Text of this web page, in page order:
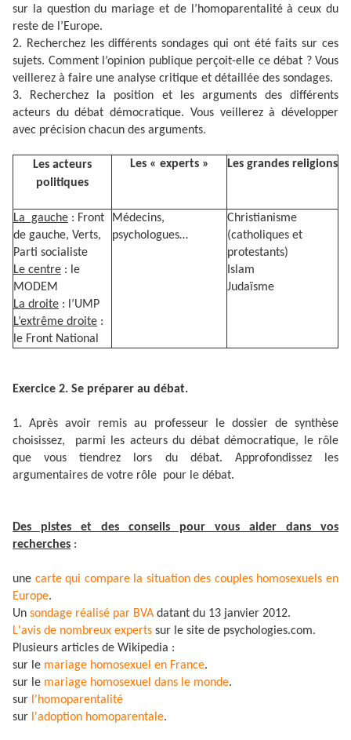
sur la question du mariage et de l’homoparentalité à ceux du
reste de l’Europe.
2. Recherchez les différents sondages qui ont été faits sur ces
sujets. Comment l’opinion publique perçoit-elle ce débat ? Vous
veillerez à faire une analyse critique et détaillée des sondages.
3. Recherchez la position et les arguments des différents
acteurs du débat démocratique. Vous veillerez à développer
avec précision chacun des arguments.
Les acteurs
politiques
Les « experts » Les grandes religions
La gauche : Front
de gauche, Verts,
Parti socialiste
Le centre : le
MODEM
La droite : l’UMP
L’extrême droite :
le Front National
Médecins,
psychologues…
Christianisme
(catholiques et
protestants)
Islam
Judaïsme
Exercice 2. Se préparer au débat.
1. Après avoir remis au professeur le dossier de synthèse
choisissez, parmi les acteurs du débat démocratique, le rôle
que vous tiendrez lors du débat. Approfondissez les
argumentaires de votre rôle pour le débat.
Des pistes et des conseils pour vous aider dans vos
recherches :
une carte qui compare la situation des couples homosexuels en
Europe.
Un sondage réalisé par BVA datant du 13 janvier 2012.
L'avis de nombreux experts sur le site de psychologies.com.
Plusieurs articles de Wikipedia :
sur le mariage homosexuel en France.
sur le mariage homosexuel dans le monde.
sur l'homoparentalité
sur l'adoption homoparentale.